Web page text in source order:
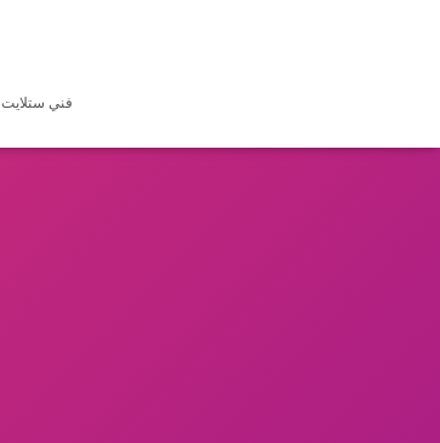
فني ستلايت